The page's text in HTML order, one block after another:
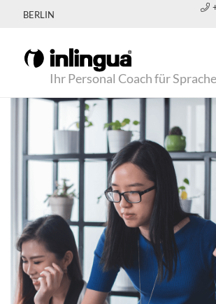
BERLIN
Ihr Personal Coach für